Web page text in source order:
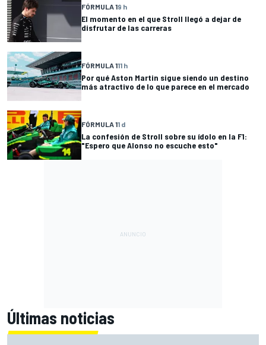
FÓRMULA 19 h
El momento en el que Stroll llegó a dejar de
disfrutar de las carreras
FÓRMULA 111 h
Por qué Aston Martin sigue siendo un destino
más atractivo de lo que parece en el mercado
FÓRMULA 11 d
La confesión de Stroll sobre su ídolo en la F1:
"Espero que Alonso no escuche esto"
Últimas noticias